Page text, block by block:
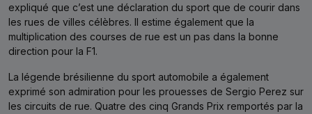
expliqué que c’est une déclaration du sport que de courir dans
les rues de villes célèbres. Il estime également que la
multiplication des courses de rue est un pas dans la bonne
direction pour la F1.
La légende brésilienne du sport automobile a également
exprimé son admiration pour les prouesses de Sergio Perez sur
les circuits de rue. Quatre des cinq Grands Prix remportés par la